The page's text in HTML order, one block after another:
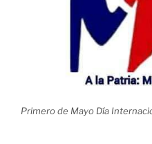
Primero de Mayo Día